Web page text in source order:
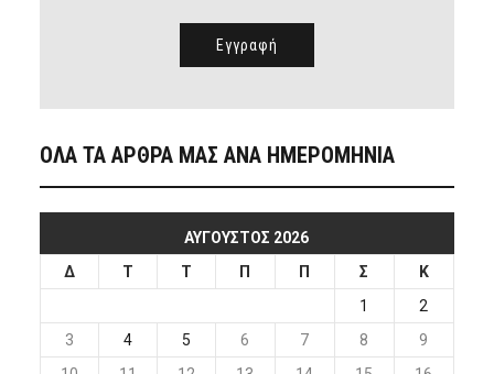
ΟΛΑ ΤΑ ΑΡΘΡΑ ΜΑΣ ΑΝΑ ΗΜΕΡΟΜΗΝΙΑ
ΑΎΓΟΥΣΤΟΣ 2026
Δ
Τ Τ Π Π Σ
Κ
1
2
3
4 5 6 7 8
9